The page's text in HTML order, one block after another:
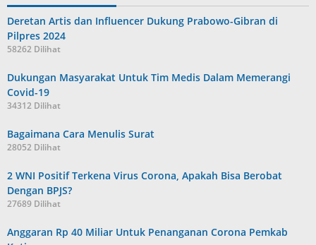
Deretan Artis dan Influencer Dukung Prabowo-Gibran di
Pilpres 2024
58262 Dilihat
Dukungan Masyarakat Untuk Tim Medis Dalam Memerangi
Covid-19
34312 Dilihat
Bagaimana Cara Menulis Surat
28052 Dilihat
2 WNI Positif Terkena Virus Corona, Apakah Bisa Berobat
Dengan BPJS?
27689 Dilihat
Anggaran Rp 40 Miliar Untuk Penanganan Corona Pemkab